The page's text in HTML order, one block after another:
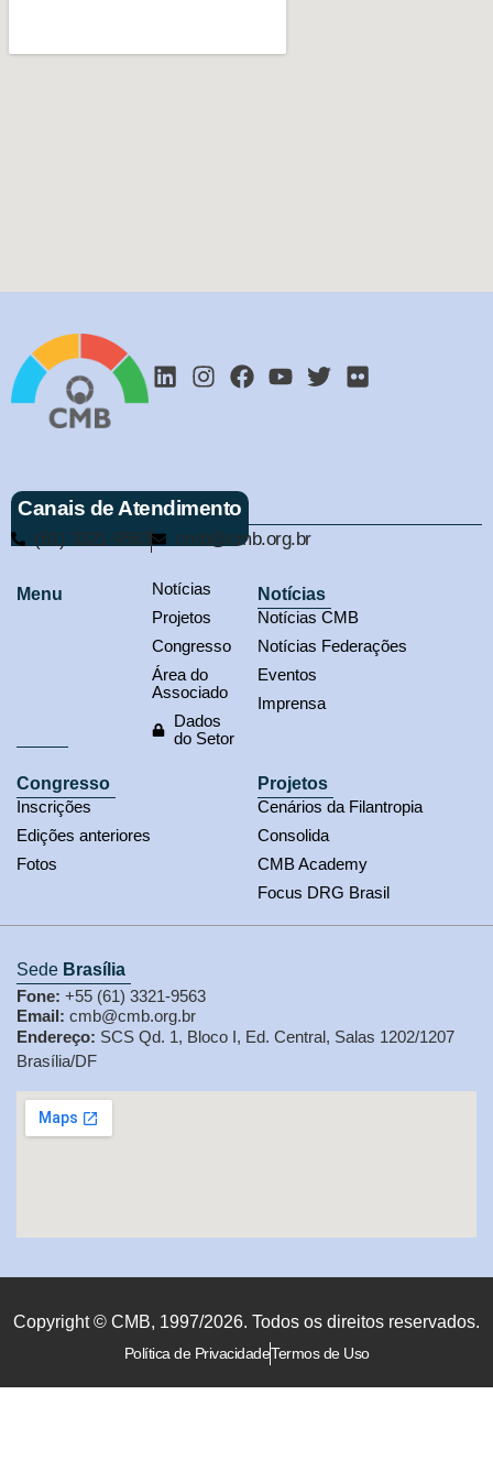
Canais de Atendimento
(61) 3321-9563 cmb@cmb.org.br
Menu
Notícias
Projetos
Congresso
Área do
Associado
Dados
do Setor
Notícias
Notícias CMB
Notícias Federações
Eventos
Imprensa
Congresso
Inscrições
Edições anteriores
Fotos
Projetos
Cenários da Filantropia
Consolida
CMB Academy
Focus DRG Brasil
Sede Brasília
Fone: +55 (61) 3321-9563
Email: cmb@cmb.org.br
Endereço: SCS Qd. 1, Bloco I, Ed. Central, Salas 1202/1207
Brasília/DF
Copyright © CMB, 1997/2026. Todos os direitos reservados.
Política de PrivacidadeTermos de Uso